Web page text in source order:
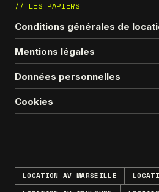
// LES PAPIERS
Conditions générales de
Mentions légales
Données personnelles
Cookies
LOCATION AV MARSEILLE